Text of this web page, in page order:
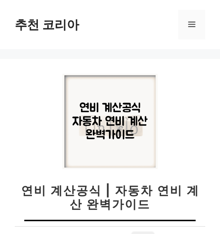
추천 코리아 메
연비 계산공식 | 자동차 연비 계
산 완벽가이드